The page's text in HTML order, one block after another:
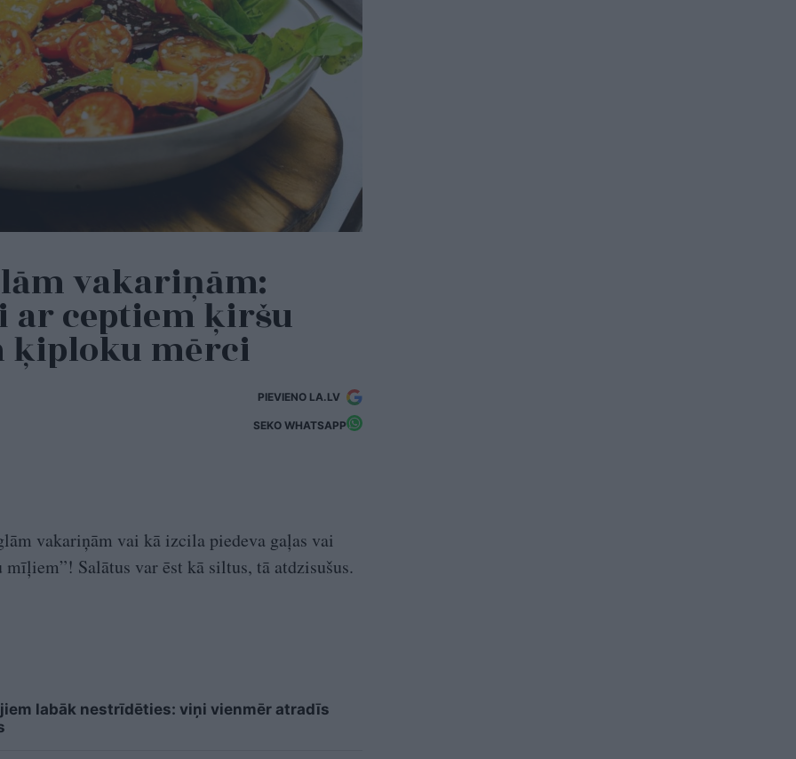
vakariņām:
ar ceptiem ķiršu
ķiploku mērci
PIEVIENO LA.LV
SEKO WHATSAPP
vakariņām vai kā izcila piedeva gaļas vai
Salātus var ēst kā siltus, tā atdzisušus.
labāk nestrīdēties: viņi vienmēr atradīs